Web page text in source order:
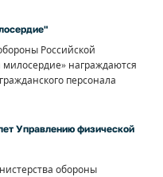
Российской
награждаются
персонала
Управлению физической
обороны